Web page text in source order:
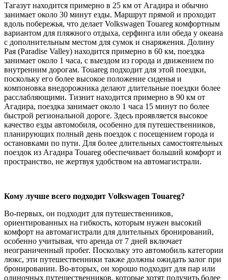
Тагазут находится примерно в 25 км от Агадира и обычно
занимает около 30 минут езды. Маршрут прямой и проходит
вдоль побережья, что делает Volkswagen Touareg комфортным
вариантом для пляжного отдыха, серфинга или обеда у океана
с дополнительным местом для сумок и снаряжения. Долину
Рая (Paradise Valley) находится примерно в 60 км, поездка
занимает около 1 часа, с выездом из города и движением по
внутренним дорогам. Touareg подходит для этой поездки,
поскольку его более высокое положение сиденья и
компоновка внедорожника делают длительные поездки более
расслабляющими. Тизнит находится примерно в 90 км от
Агадира, поездка занимает около 1 часа 15 минут по более
быстрой региональной дороге. Здесь проявляется высокое
качество езды автомобиля, особенно для путешественников,
планирующих полный день поездок с посещением города и
остановками по пути. Для более длительных самостоятельных
поездок из Агадира Touareg обеспечивает больший комфорт и
пространство, не жертвуя удобством на автомагистрали.
Кому лучше всего подходит Volkswagen Touareg?
Во-первых, он подходит для путешественников,
ориентированных на гибкость, которым нужен высокий
комфорт на автомагистрали для длительных бронирований,
особенно учитывая, что аренда от 7 дней включает
неограниченный пробег. Поскольку это автомобиль категории
люкс, эти путешественники также должны ожидать залог при
бронировании. Во-вторых, он хорошо подходит для пар или
одиночных путешественников, которые хотят получить более